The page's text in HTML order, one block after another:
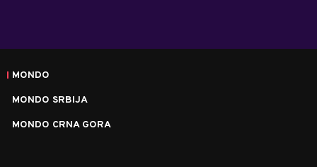
MONDO
MONDO SRBIJA
MONDO CRNA GORA